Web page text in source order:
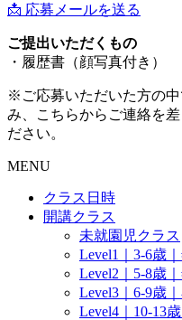
📩 応募メールを送る
ご提出いただくもの
・履歴書（顔写真付き）
※ご応募いただいた方の
み、こちらからご連絡を
ださい。
MENU
クラス日時
開講クラス
未就園児クラス
Level1｜3-6歳
Level2｜5-8歳
Level3｜6-9歳
Level4｜10-13